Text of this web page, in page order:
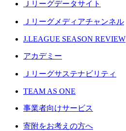
Ｊリーグデータサイト
Ｊリーグメディアチャンネル
J.LEAGUE SEASON REVIEW
アカデミー
Ｊリーグサステナビリティ
TEAM AS ONE
事業者向けサービス
寄附をお考えの方へ